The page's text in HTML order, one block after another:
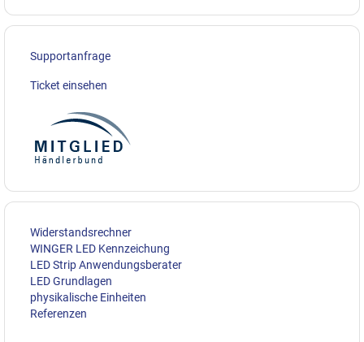
Supportanfrage
Ticket einsehen
Widerstandsrechner
WINGER LED Kennzeichung
LED Strip Anwendungsberater
LED Grundlagen
physikalische Einheiten
Referenzen